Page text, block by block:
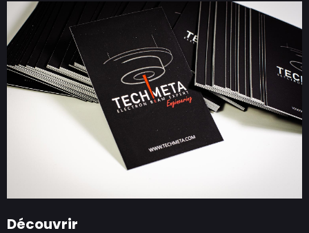
Découvrir